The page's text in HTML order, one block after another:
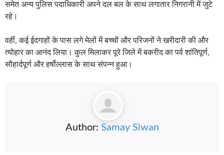
समेत अन्य पुलिस पदाधिकारी अपने दल बल के साथ लगातार निगरानी में जुटे
रहे।
वहीं, कई ईदगाहों के पास लगे मेलों में बच्चों और परिजनों ने खरीदारी की और
त्योहार का आनंद लिया। कुल मिलाकर पूरे जिले में बकरीद का पर्व शांतिपूर्ण,
सौहार्दपूर्ण और हर्षोल्लास के साथ संपन्न हुआ।
Author: Samay Siwan